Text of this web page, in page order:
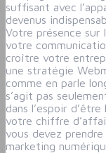
suffisant avec
devenus
Votre présence
votre
croître votre
une stratégie
comme en parle
s’agit pas
dans l’espoir
votre chiffre
vous devez
marketing